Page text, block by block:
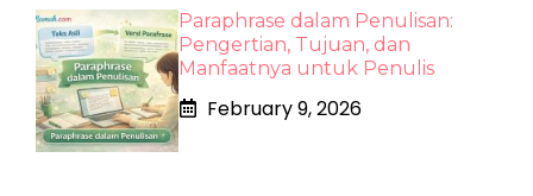
Paraphrase dalam Penulisan:
Pengertian, Tujuan, dan
Manfaatnya untuk Penulis
February 9, 2026